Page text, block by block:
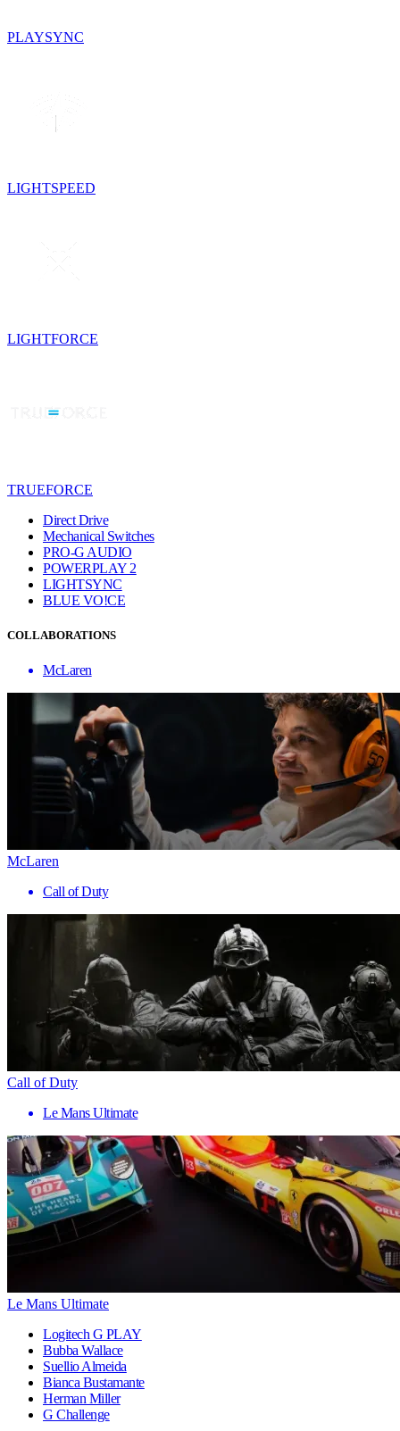
PLAYSYNC
LIGHTSPEED
LIGHTFORCE
TRUEFORCE
Direct Drive
Mechanical Switches
PRO-G AUDIO
POWERPLAY 2
LIGHTSYNC
BLUE VO!CE
COLLABORATIONS
McLaren
McLaren
Call of Duty
Call of Duty
Le Mans Ultimate
Le Mans Ultimate
Logitech G PLAY
Bubba Wallace
Suellio Almeida
Bianca Bustamante
Herman Miller
G Challenge